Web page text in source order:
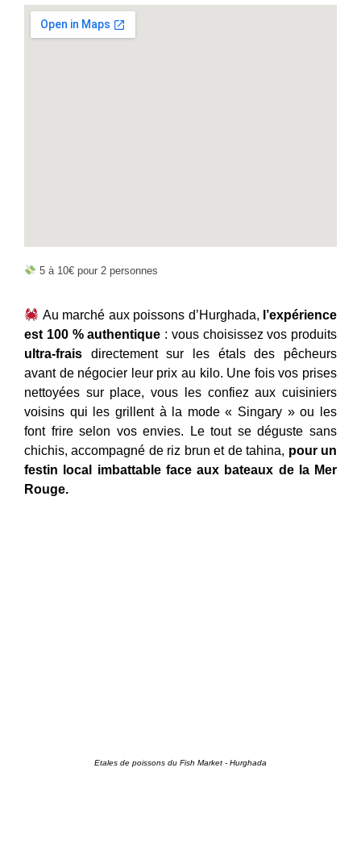
5 à 10€ pour 2 personnes
Au marché aux poissons d’Hurghada, l’expérience
est 100 % authentique : vous choisissez vos produits
ultra-frais directement sur les étals des pêcheurs
avant de négocier leur prix au kilo. Une fois vos prises
nettoyées sur place, vous les confiez aux cuisiniers
voisins qui les grillent à la mode « Singary » ou les
font frire selon vos envies. Le tout se déguste sans
chichis, accompagné de riz brun et de tahina, pour un
festin local imbattable face aux bateaux de la Mer
Rouge.
Etales de poissons du Fish Market - Hurghada